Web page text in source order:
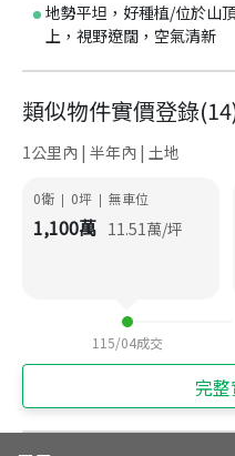
地勢平坦，好種植/位於山
上，視野遼闊，空氣清新
類似物件實價登錄(14
1公里內 | 半年內 | 土地
0衛 | 0坪 | 無車位
1,100萬 11.51萬/坪
115/04成交
完